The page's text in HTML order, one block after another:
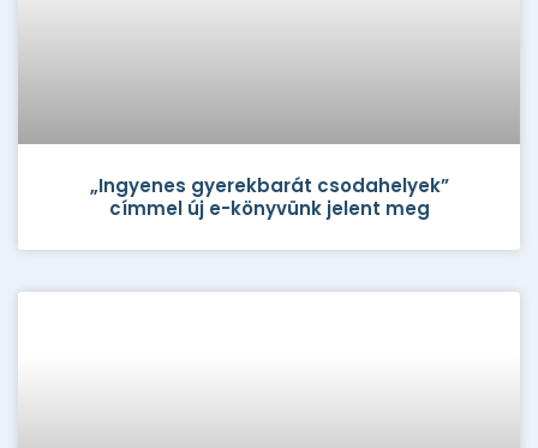
„Ingyenes gyerekbarát csodahelyek”
címmel új e-könyvünk jelent meg